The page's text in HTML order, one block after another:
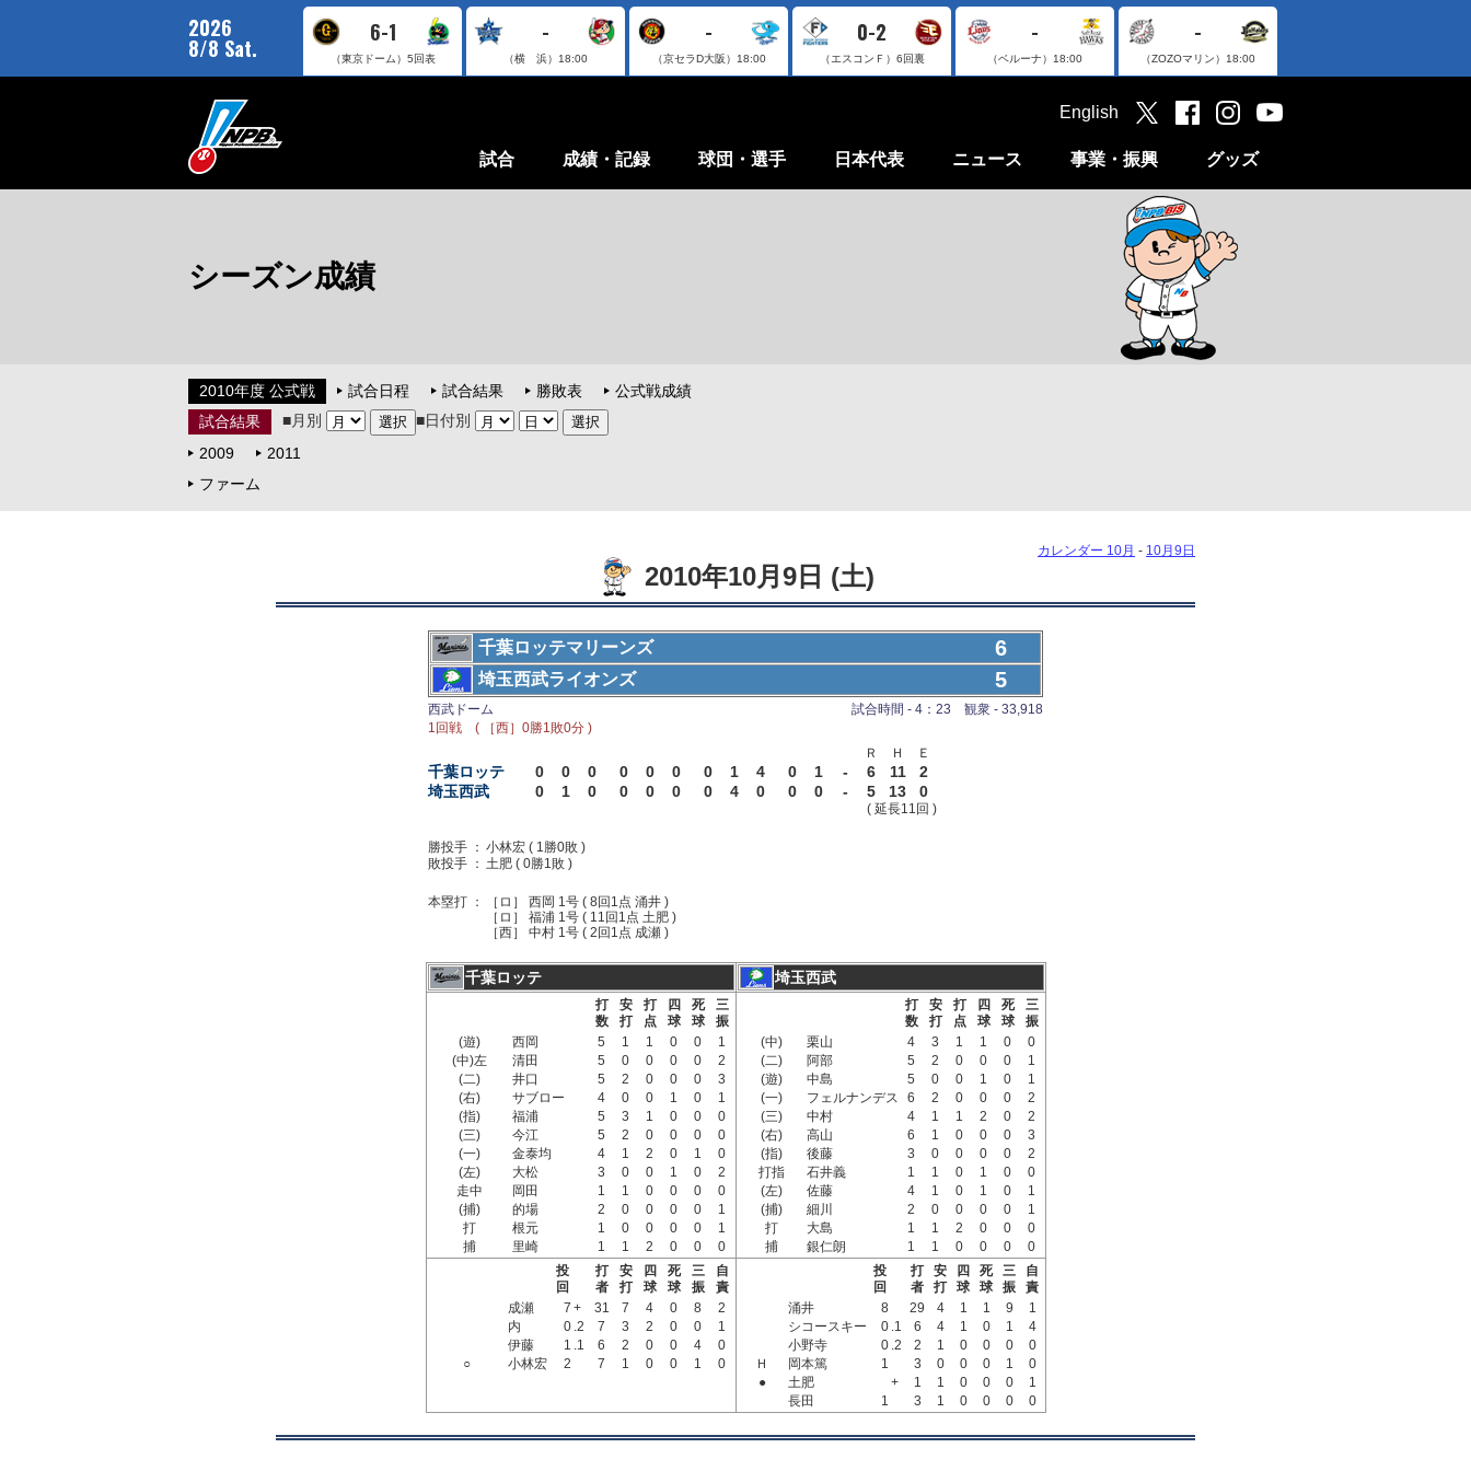
2026
8/8 Sat.
6-1
（東京ドーム） 5回表
-
（横 浜） 18:00
-
（京セラD大阪） 18:00
0-2
（エスコンＦ） 6回裏
-
（ベルーナ） 18:00
-
（ZOZOマリン） 18:00
試合 成績・記録 球団・選手 日本代表 ニュース 事業・振興 グッズ
English
シーズン成績
2010年度 公式戦 試合日程 試合結果 勝敗表
公式戦成績
試合結果
■月別
■日付別
2009
2011
ファーム
カレンダー 10月 - 10月9日
2010年10月9日 (土)
千葉ロッテマリーンズ 6
埼玉西武ライオンズ 5
西武ドーム
試合時間 - 4：23 観衆 - 33,918
1回戦 ( ［西］0勝1敗0分 )
Ｒ
Ｈ Ｅ
千葉ロッテ 0 0 0 0 0 0 0 1 4 0 1 - 6 11
2
埼玉西武
0 1 0 0 0 0 0 4 0 0 0 - 5 13 0
( 延長11回 )
勝投手 ： 小林宏 ( 1勝0敗 )
敗投手 ： 土肥 ( 0勝1敗 )
本塁打 ：
［ロ］ 西岡 1号 ( 8回1点 涌井 )
［ロ］ 福浦 1号 ( 11回1点 土肥 )
［西］ 中村 1号 ( 2回1点 成瀬 )
千葉ロッテ 埼玉西武
打
数
安
打
打
点
四
球
死
球
三
振
(遊)
西岡 5 1 1 0 0
1
(中)左
清田 5 0 0 0 0
2
(二)
井口 5 2 0 0 0
3
(右)
サブロー 4 0 0 1 0
1
(指)
福浦 5 3 1 0 0
0
(三)
今江 5 2 0 0 0
0
(一)
金泰均 4 1 2 0 1
0
(左)
大松 3 0 0 1 0
2
走中
岡田 1 1 0 0 0
0
(捕)
的場 2 0 0 0 0
1
打
根元 1 0 0 0 0
1
捕
里崎 1 1 2 0 0 0
打
数
安
打
打
点
四
球
死
球
三
振
(中)
栗山 4 3 1 1 0
0
(二)
阿部 5 2 0 0 0
1
(遊)
中島 5 0 0 1 0
1
(一)
フェルナンデス 6 2 0 0 0
2
(三)
中村 4 1 1 2 0
2
(右)
高山 6 1 0 0 0
3
(指)
後藤 3 0 0 0 0
2
打指
石井義 1 1 0 1 0
0
(左)
佐藤 4 1 0 1 0
1
(捕)
細川 2 0 0 0 0
1
打
大島 1 1 2 0 0
0
捕
銀仁朗 1 1 0 0 0
0
投
回
打
者
安
打
四
球
死
球
三
振
自
責
成瀬
7 + 31 7 4 0 8
2
内
0 .2 7 3 2 0 0
1
伊藤
1 .1 6 2 0 0 4
0
○
小林宏 2 7 1 0 0 1 0
投
回
打
者
安
打
四
球
死
球
三
振
自
責
涌井
8 29 4 1 1 9
1
シコースキー
0 .1 6 4 1 0 1
4
小野寺
0 .2 2 1 0 0 0
0
Ｈ
岡本篤 1 3 0 0 0 1
0
●
土肥 + 1 1 0 0 0
1
長田
1 3 1 0 0 0 0